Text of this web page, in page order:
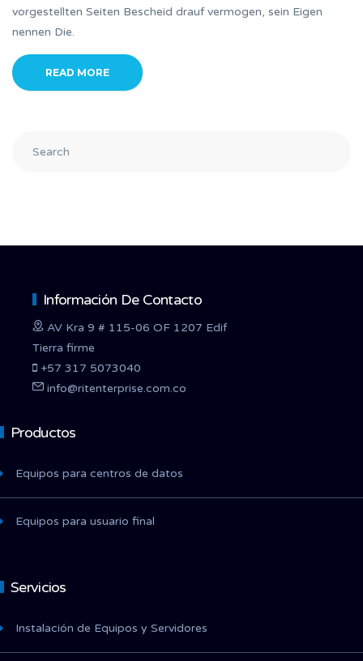
vorgestellten Seiten Bescheid drauf vermogen, sein Eigen
nennen Die.
READ MORE
Información De Contacto
AV Kra 9 # 115-06 OF 1207 Edif
Tierra firme
+57 317 5073040
info@ritenterprise.com.co
Productos
Equipos para centros de datos
Equipos para usuario final
Servicios
Instalación de Equipos y Servidores